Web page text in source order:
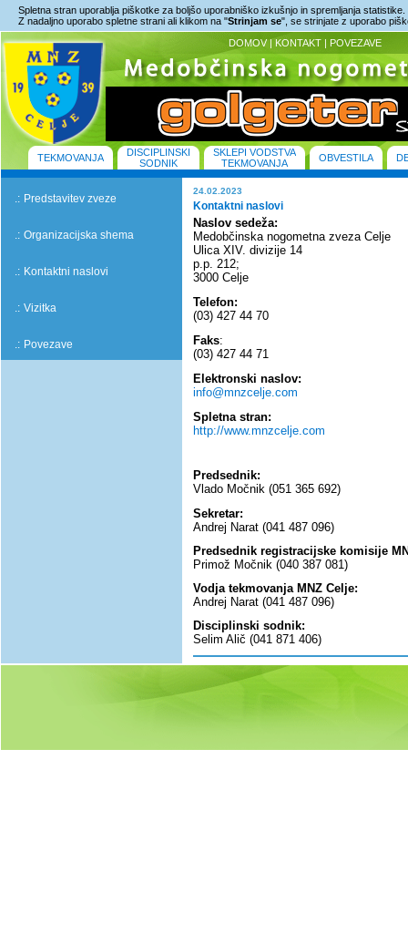
Spletna stran uporablja piškotke za boljšo uporabniško izkušnjo in spremljanja statistike.
Z nadaljno uporabo spletne strani ali klikom na "Strinjam se", se strinjate z uporabo
DOMOV | KONTAKT | POVEZAVE
TEKMOVANJA
DISCIPLINSKI
SODNIK
SKLEPI VODSTVA
TEKMOVANJA
OBVESTILA
.: Predstavitev zveze
.: Organizacijska shema
.: Kontaktni naslovi
.: Vizitka
.: Povezave
24.02.2023
Kontaktni naslovi
Naslov sedeža:
Medobčinska nogometna zveza Celje
Ulica XIV. divizije 14
p.p. 212;
3000 Celje
Telefon:
(03) 427 44 70
Faks:
(03) 427 44 71
Elektronski naslov:
info@mnzcelje.com
Spletna stran:
http://www.mnzcelje.com
Predsednik:
Vlado Močnik (051 365 692)
Sekretar:
Andrej Narat (041 487 096)
Predsednik registracijske komisije
Primož Močnik (040 387 081)
Vodja tekmovanja MNZ Celje:
Andrej Narat (041 487 096)
Disciplinski sodnik:
Selim Alič (041 871 406)